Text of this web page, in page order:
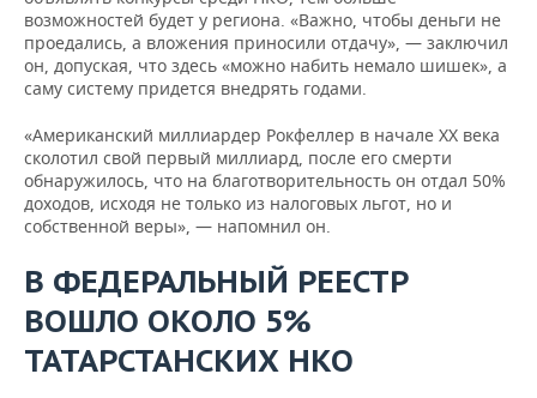
возможностей будет у региона. «Важно, чтобы деньги не
проедались, а вложения приносили отдачу», — заключил
он, допуская, что здесь «можно набить немало шишек», а
саму систему придется внедрять годами.
«Американский миллиардер Рокфеллер в начале XX века
сколотил свой первый миллиард, после его смерти
обнаружилось, что на благотворительность он отдал 50%
доходов, исходя не только из налоговых льгот, но и
собственной веры», — напомнил он.
В ФЕДЕРАЛЬНЫЙ РЕЕСТР
ВОШЛО ОКОЛО 5%
ТАТАРСТАНСКИХ НКО